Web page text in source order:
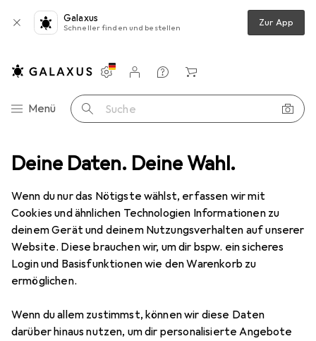
Deine Daten. Deine Wahl.
Wenn du nur das Nötigste wählst, erfassen wir mit
Cookies und ähnlichen Technologien Informationen zu
deinem Gerät und deinem Nutzungsverhalten auf unserer
Website. Diese brauchen wir, um dir bspw. ein sicheres
Login und Basisfunktionen wie den Warenkorb zu
ermöglichen.
Wenn du allem zustimmst, können wir diese Daten
darüber hinaus nutzen, um dir personalisierte Angebote
Galaxus
Schneller finden und bestellen Zur App
Navigation nach Kategorien
Menü Suche
Einstellungen
Kundenkonto
Vergleichslisten
Merklisten
Warenkorb
Fitness Yoga + Pilates Sporthose JAKO Sporthose Turin
2 Bilder
JAKO Sporthose Turin
Preis in EUR inkl. MwSt.
EUR
54,21